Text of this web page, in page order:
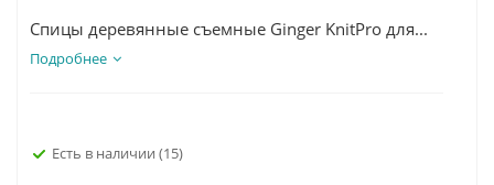
Спицы деревянные съемные Ginger KnitPro для...
Подробнее
Есть в наличии (15)